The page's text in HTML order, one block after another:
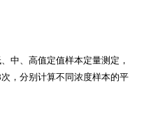
中、高值定值样本定量测定，
，分别计算不同浓度样本的平